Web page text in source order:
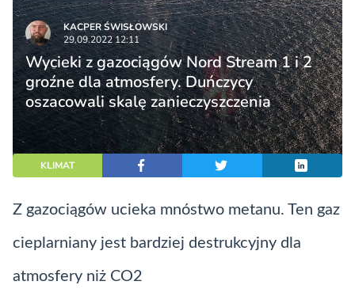
KACPER ŚWISŁO­WSKI
29.09.2022 12:11
Wycieki z gazociągów Nord Stream 1 i 2
groźne dla atmosfery. Duńczycy
oszacowali skalę zanieczyszczenia
KLIMAT
Z gazociągów ucieka mnóstwo metanu. Ten gaz
cieplarniany jest bardziej destrukcyjny dla
atmosfery niż CO2